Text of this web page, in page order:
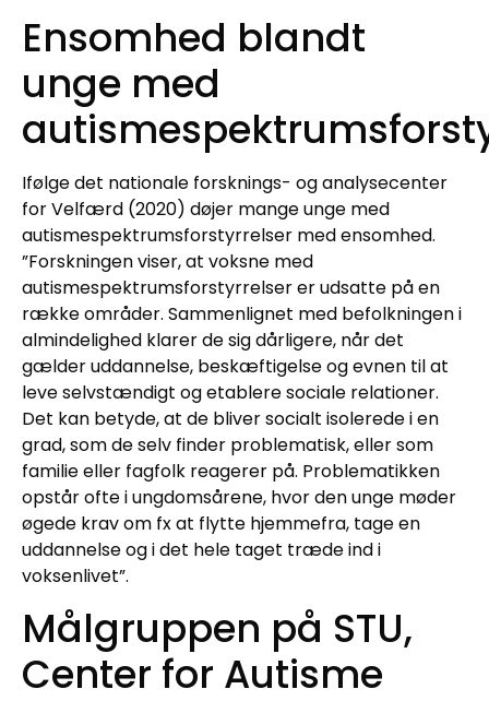
Ensomhed blandt
unge med
Ifølge det nationale forsknings- og analysecenter
for Velfærd (2020) døjer mange unge med
autismespektrumsforstyrrelser med ensomhed.
”Forskningen viser, at voksne med
autismespektrumsforstyrrelser er udsatte på en
række områder. Sammenlignet med befolkningen i
almindelighed klarer de sig dårligere, når det
gælder uddannelse, beskæftigelse og evnen til at
leve selvstændigt og etablere sociale relationer.
Det kan betyde, at de bliver socialt isolerede i en
grad, som de selv finder problematisk, eller som
familie eller fagfolk reagerer på. Problematikken
opstår ofte i ungdomsårene, hvor den unge møder
øgede krav om fx at flytte hjemmefra, tage en
uddannelse og i det hele taget træde ind i
voksenlivet”.
Målgruppen på STU,
Center for Autisme